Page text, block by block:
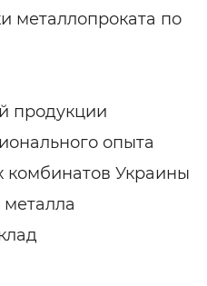
металлопроката по
продукции
опыта
комбинатов Украины
металла